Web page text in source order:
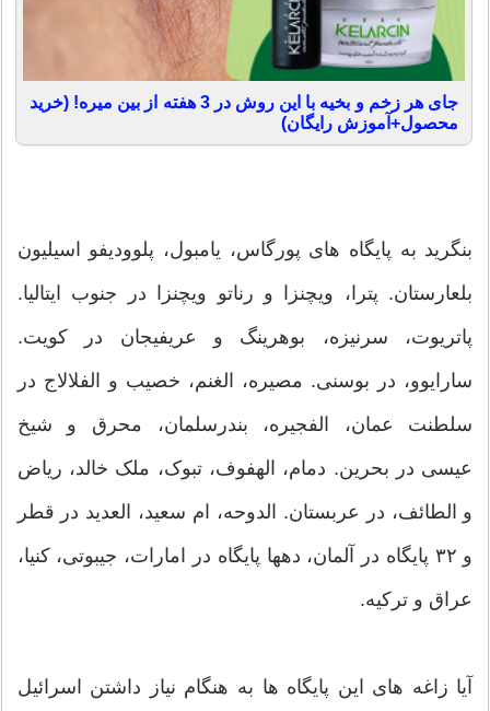
جای هر زخم و بخیه با این روش در 3 هفته از بین میره! (خرید
محصول+آموزش رایگان)
بنگرید به پایگاه های پورگاس، یامبول، پلوودیفو اسیلیون
بلعارستان. پترا، ویچنزا و رناتو ویچنزا در جنوب ایتالیا.
پاتریوت، سرنیزه، بوهرینگ و عریفیجان در کویت.
سارایوو، در بوسنی. مصیره، الغنم، خصیب و الفلالاج در
سلطنت عمان، الفجیره، بندرسلمان، محرق و شیخ
عیسی در بحرین. دمام، الهفوف، تبوک، ملک خالد، ریاض
و الطائف، در عربستان. الدوحه، ام سعید، العدید در قطر
و ۳۲ پایگاه در آلمان، دهها پایگاه در امارات، جیبوتی،‌ کنیا،
عراق و ترکیه.
آیا زاغه های این پایگاه ها به هنگام نیاز داشتن اسرائیل